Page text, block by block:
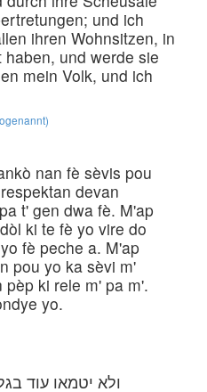
und ich
ihren Wohnsitzen, in
und werde sie
mein Volk, und ich
nan fè sèvis pou
devan
t' gen dwa fè. M'ap
ki te fè yo vire do
fè peche a. M'ap
pou yo ka sèvi m'
ki rele m' pa m'.
yo.
ולא יטמאו עוד